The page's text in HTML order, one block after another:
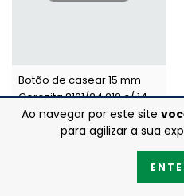
Ao navegar por este site
para agilizar a sua
Botão de casear 15 mm
Corozita 8101/24 212 c/ 144
un
R$20,67